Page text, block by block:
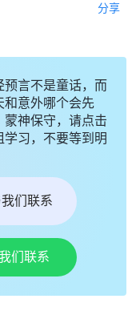
分享
预言不是童话，而
和意外哪个会先
神保守，请点击
习，不要等到明
们联系
们联系